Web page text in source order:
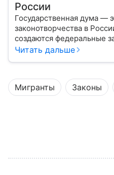
России
Государственная дума —
законотворчества в
создаются федеральные
жизни каждого
Читать дальше
Мигранты Законы